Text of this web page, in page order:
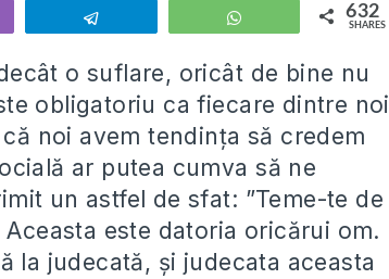
WhatsApp 632
SHARES
o suflare, oricât de bine nu
obligatoriu ca fiecare dintre noi
noi avem tendința să credem
ar putea cumva să ne
un astfel de sfat: ”Teme-te de
este datoria oricărui om.
la judecată, și judecata aceasta